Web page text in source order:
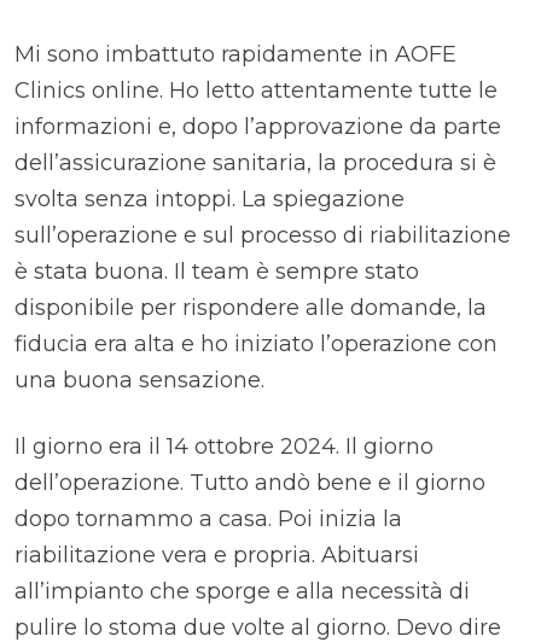
Mi sono imbattuto rapidamente in AOFE
Clinics online. Ho letto attentamente tutte le
informazioni e, dopo l’approvazione da parte
dell’assicurazione sanitaria, la procedura si è
svolta senza intoppi. La spiegazione
sull’operazione e sul processo di riabilitazione
è stata buona. Il team è sempre stato
disponibile per rispondere alle domande, la
fiducia era alta e ho iniziato l’operazione con
una buona sensazione.
Il giorno era il 14 ottobre 2024. Il giorno
dell’operazione. Tutto andò bene e il giorno
dopo tornammo a casa. Poi inizia la
riabilitazione vera e propria. Abituarsi
all’impianto che sporge e alla necessità di
pulire lo stoma due volte al giorno. Devo dire